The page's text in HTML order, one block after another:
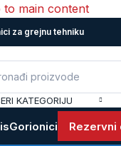
to main content
za grejnu tehniku
KATEGORIJU
Gorionici Rezervni